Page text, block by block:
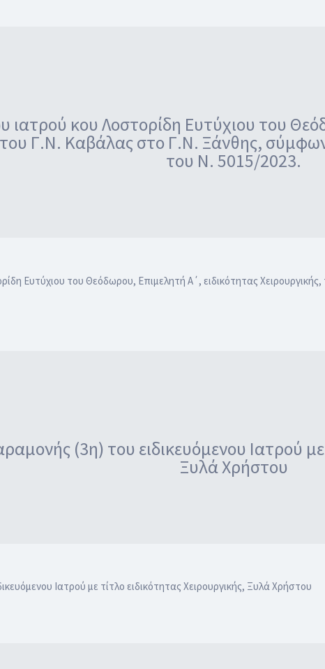
ιατρού κου Λοστορίδη Ευτύχιου του
του Γ.Ν. Καβάλας στο Γ.Ν. Ξάνθης,
του Ν. 5015/2023.
Ευτύχιου του Θεόδωρου, Επιμελητή Α΄, ειδικότητας
(3η) του ειδικευόμενου Ιατρού με
Ξυλά Χρήστου
Ιατρού με τίτλο ειδικότητας Χειρουργικής, Ξυλά Χρήστου